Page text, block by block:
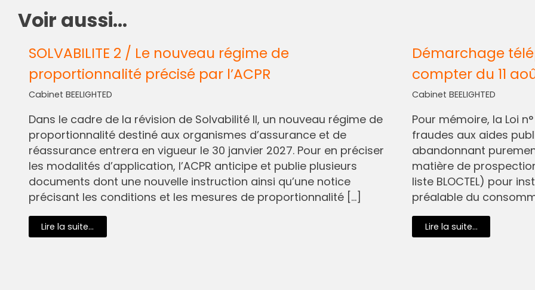
Voir aussi...
SOLVABILITE 2 / Le nouveau régime de
proportionnalité précisé par l’ACPR
Cabinet BEELIGHTED
Dans le cadre de la révision de Solvabilité II, un nouveau régime de
proportionnalité destiné aux organismes d’assurance et de
réassurance entrera en vigueur le 30 janvier 2027. Pour en préciser
les modalités d’application, l’ACPR anticipe et publie plusieurs
documents dont une nouvelle instruction ainsi qu’une notice
précisant les conditions et les mesures de proportionnalité […]
Lire la suite...
Démarchage
compter du 11
Cabinet BEELIGHTED
Pour mémoire, la Loi
fraudes aux aides
abandonnant
matière de
liste BLOCTEL) pour
préalable du
Lire la suite...